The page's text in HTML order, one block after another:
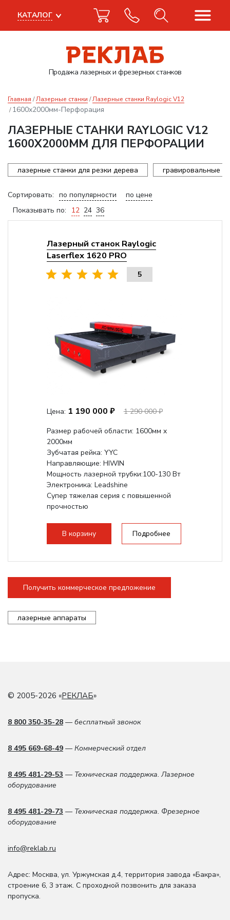
Продажа лазерныхи фрезерных станков
КАТАЛОГ
Главная Лазерные станки Лазерные станки Raylogic V12
1600x2000мм-Перфорация
ЛАЗЕРНЫЕ СТАНКИ RAYLOGIC V12
1600X2000ММ ДЛЯ ПЕРФОРАЦИИ
лазерные станки для резки дерева гравировальные
Сортировать: по популярности
по цене
Показывать по:
12 24 36
Лазерный станок Raylogic
Laserflex 1620 PRO
5
Цена: 1 190 000 ₽
1 290 000 ₽
Размер рабочей области: 1600мм x
2000мм
Зубчатая рейка: YYC
Направляющие: HIWIN
Мощность лазерной трубки:100-130 Вт
Электроника: Leadshine
Супер тяжелая серия с повышенной
прочностью
В корзину Подробнее
Получить коммерческое предложение
лазерные аппараты
© 2005-2026 «РЕКЛАБ»
8 800 350-35-28 — бесплатный звонок
8 495 669-68-49 — Коммерческий отдел
8 495 481-29-53 — Техническая поддержка. Лазерное
оборудование
8 495 481-29-73 — Техническая поддержка. Фрезерное
оборудование
info@reklab.ru
Адрес: Москва, ул. Уржумская д.4, территория завода «Бакра»,
строение 6, 3 этаж. С проходной позвонить для заказа
пропуска.